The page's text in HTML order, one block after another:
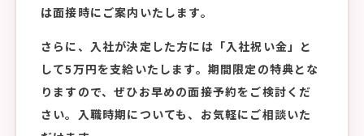
は面接時にご案内いたします。
さらに、入社が決定した方には「入社祝い金」と
して5万円を支給いたします。期間限定の特典とな
りますので、ぜひお早めの面接予約をご検討くだ
さい。入職時期についても、お気軽にご相談いた